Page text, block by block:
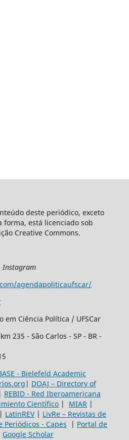
deste periódico, exceto
está licenciado sob
Creative Commons.
Instagram
agendapoliticaufscar/
em Ciência Política / UFSCar
235 - São Carlos - SP - BR -
- Bielefeld Academic
| DOAJ – Directory of
REBID - Red Iberoamericana
Científico| MIAR|
| LatinREV| LivRe – Revistas de
Periódicos - Capes | Portal de
Google Scholar